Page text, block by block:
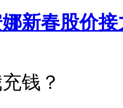
新春股价接
钱？